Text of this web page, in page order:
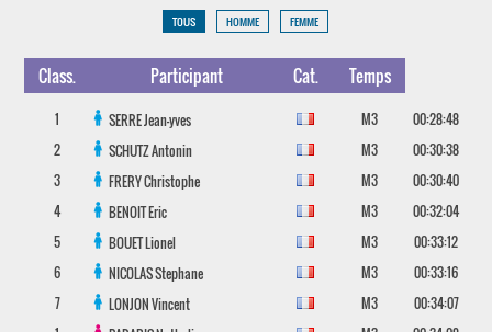
TOUS HOMME FEMME
Class. Participant Cat. Temps
1 SERREJean-yves M3
00:28:48
2
SCHUTZAntonin M3
00:30:38
3
FRERYChristophe M3
00:30:40
4
BENOITEric M3
00:32:04
5
BOUETLionel M3
00:33:12
6
NICOLASStephane M3
00:33:16
7
LONJONVincent M3
00:34:07